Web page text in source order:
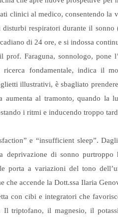
clinici al medico, consentendo la
respiratori durante il
di 24 ore, e si indossa
prof. Faraguna, sonnologo, pone
ricerca fondamentale, indica il
illustrativi, è sbagliato
aumenta al tramonto, quando la
i ritmi e inducendo troppo
e “insufficient sleep”.
deprivazione di sonno purtroppo
porta a variazioni del tono
che accende la Dott.ssa Ilaria
con cibi e integratori che
Il triptofano, il magnesio, il